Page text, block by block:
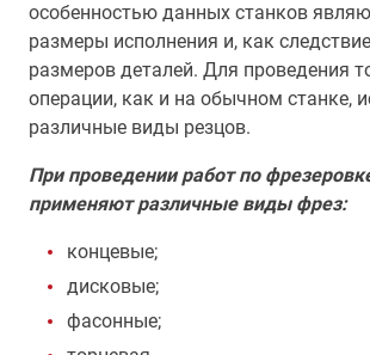
особенностью данных станков
размеры исполнения и, как
размеров деталей. Для проведения
операции, как и на обычном станке,
различные виды резцов.
При проведении работ по
применяют различные виды фрез:
концевые;
дисковые;
фасонные;